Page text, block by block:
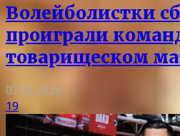
Волейболистки
проиграли
товарищеском
07.08.2026
19